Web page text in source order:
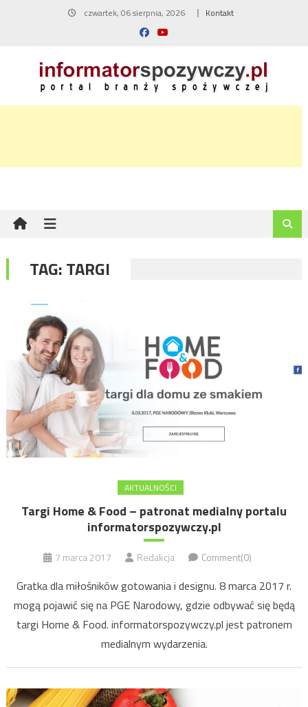
czwartek, 06 sierpnia, 2026 Kontakt
TAG:TARGI
AKTUALNOŚCI
Targi Home & Food – patronat medialny portalu
informatorspozywczy.pl
7 marca 2017 Redakcja Comment(0)
Gratka dla miłośników gotowania i designu. 8 marca 2017 r.
mogą pojawić się na PGE Narodowy, gdzie odbywać się będą
targi Home & Food. informatorspozywczy.pl jest patronem
medialnym wydarzenia.